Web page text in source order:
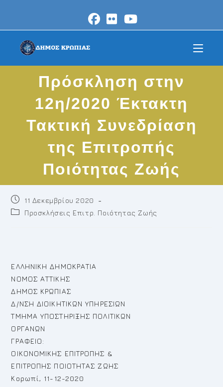
content
Πρόσκληση στην
12η/2020 Έκτακτη
Τακτική Συνεδρίαση
της Επιτροπής
Ποιότητας Ζωής
Post
published:
11 Δεκεμβρίου 2020
PostΠροσκλήσεις Επιτρ. Ποιότητας Ζωής
ΕΛΛΗΝΙΚΗ ΔΗΜΟΚΡΑΤΙΑ
ΝΟΜΟΣ ΑΤΤΙΚΗΣ
ΔΗΜΟΣ ΚΡΩΠΙΑΣ
Δ/ΝΣΗ ΔΙΟΙΚΗΤΙΚΩΝ ΥΠΗΡΕΣΙΩΝ
ΤΜΗΜΑ ΥΠΟΣΤΗΡΙΞΗΣ ΠΟΛΙΤΙΚΩΝ
ΟΡΓΑΝΩΝ
ΓΡΑΦΕΙΟ:
ΟΙΚΟΝΟΜΙΚΗΣ ΕΠΙΤΡΟΠΗΣ &
ΕΠΙΤΡΟΠΗΣ ΠΟΙΟΤΗΤΑΣ ΖΩΗΣ
Κορωπί, 11-12-2020